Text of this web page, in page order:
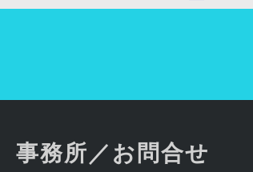
事務所／お問合せ